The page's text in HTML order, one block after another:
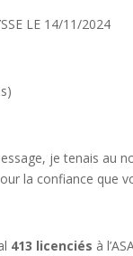
LE 14/11/2024
je tenais au
la confiance que
413 licenciés à